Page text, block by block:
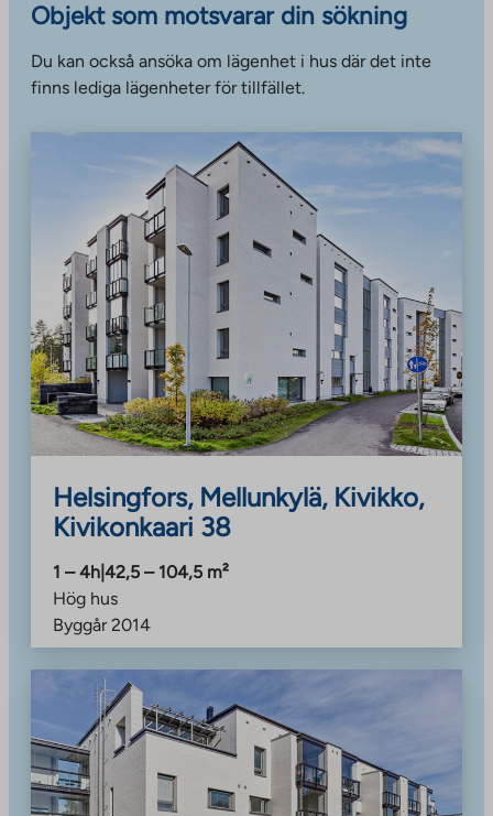
Objekt som motsvarar din sökning
Du kan också ansöka om lägenhet i hus där det inte
finns lediga lägenheter för tillfället.
Helsingfors, Mellunkylä, Kivikko,
Kivikonkaari 38
1 – 4h 42,5 – 104,5 m²
Hög hus
Byggår 2014